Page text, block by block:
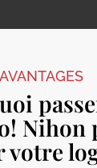
AVANTAGES
Nihon
votre